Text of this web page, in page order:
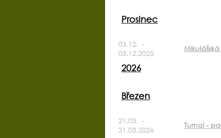
Prosinec
03.12. -
03.12.2025
2026
Březen
21.03. -
21.03.2026
Turnaj -